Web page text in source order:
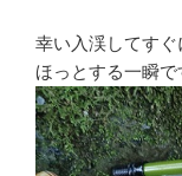
幸い入渓してすぐ
ほっとする一瞬で